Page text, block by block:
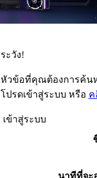
ระวัง!
หัวข้อที่คุณต้องการค้น
โปรดเข้าสู่ระบบ หรือ ค
เข้าสู่ระบบ
นาทีที่จะ